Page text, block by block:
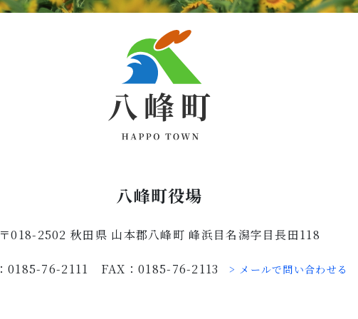
八峰町役場
018-2502 秋田県 山本郡八峰町 峰浜目名潟字目長田118
0185-76-2111 FAX：0185-76-2113 > メールで問い合わせる